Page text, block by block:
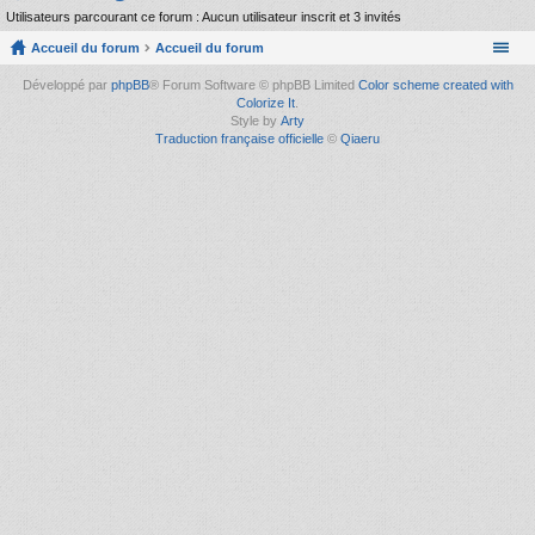
Utilisateurs parcourant ce forum : Aucun utilisateur inscrit et 3 invités
Accueil du forum Accueil du forum
Développé par phpBB® Forum Software © phpBB Limited Color scheme created with
Colorize It.
Style by Arty
Traduction française officielle © Qiaeru